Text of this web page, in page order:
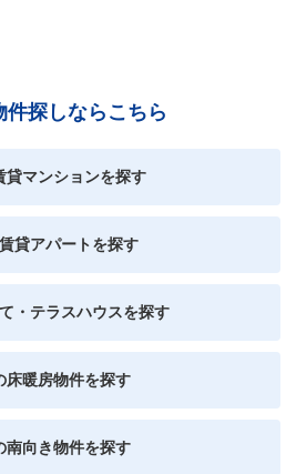
件探しならこちら
貸マンションを探す
貸アパートを探す
・テラスハウスを探す
床暖房物件を探す
南向き物件を探す